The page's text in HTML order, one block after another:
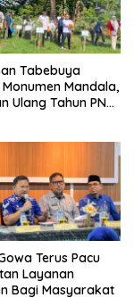
Tabebuya
Mandala,
Ulang Tahun PNM
Terus Pacu
Layanan
Bagi Masyarakat